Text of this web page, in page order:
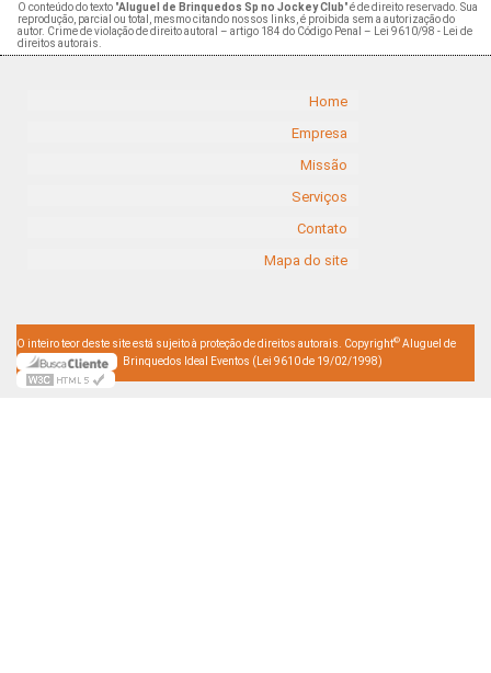
O conteúdo do texto "Aluguel de Brinquedos Sp no Jockey Club" é de direito reservado. Sua
reprodução, parcial ou total, mesmo citando nossos links, é proibida sem a autorização do
autor. Crime de violação de direito autoral – artigo 184 do Código Penal – Lei 9610/98 - Lei de
direitos autorais.
Home
Empresa
Missão
Serviços
Contato
Mapa do site
O inteiro teor deste site está sujeito à proteção de direitos autorais. Copyright© Aluguel de
Brinquedos Ideal Eventos (Lei 9610 de 19/02/1998)